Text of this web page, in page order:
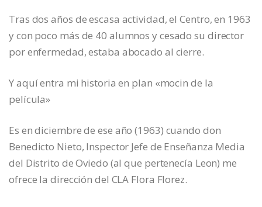
Tras dos años de escasa actividad, el Centro, en 1963
y con poco más de 40 alumnos y cesado su director
por enfermedad, estaba abocado al cierre.
Y aquí entra mi historia en plan «mocin de la
película»
Es en diciembre de ese año (1963) cuando don
Benedicto Nieto, Inspector Jefe de Enseñanza Media
del Distrito de Oviedo (al que pertenecía Leon) me
ofrece la dirección del CLA Flora Florez.